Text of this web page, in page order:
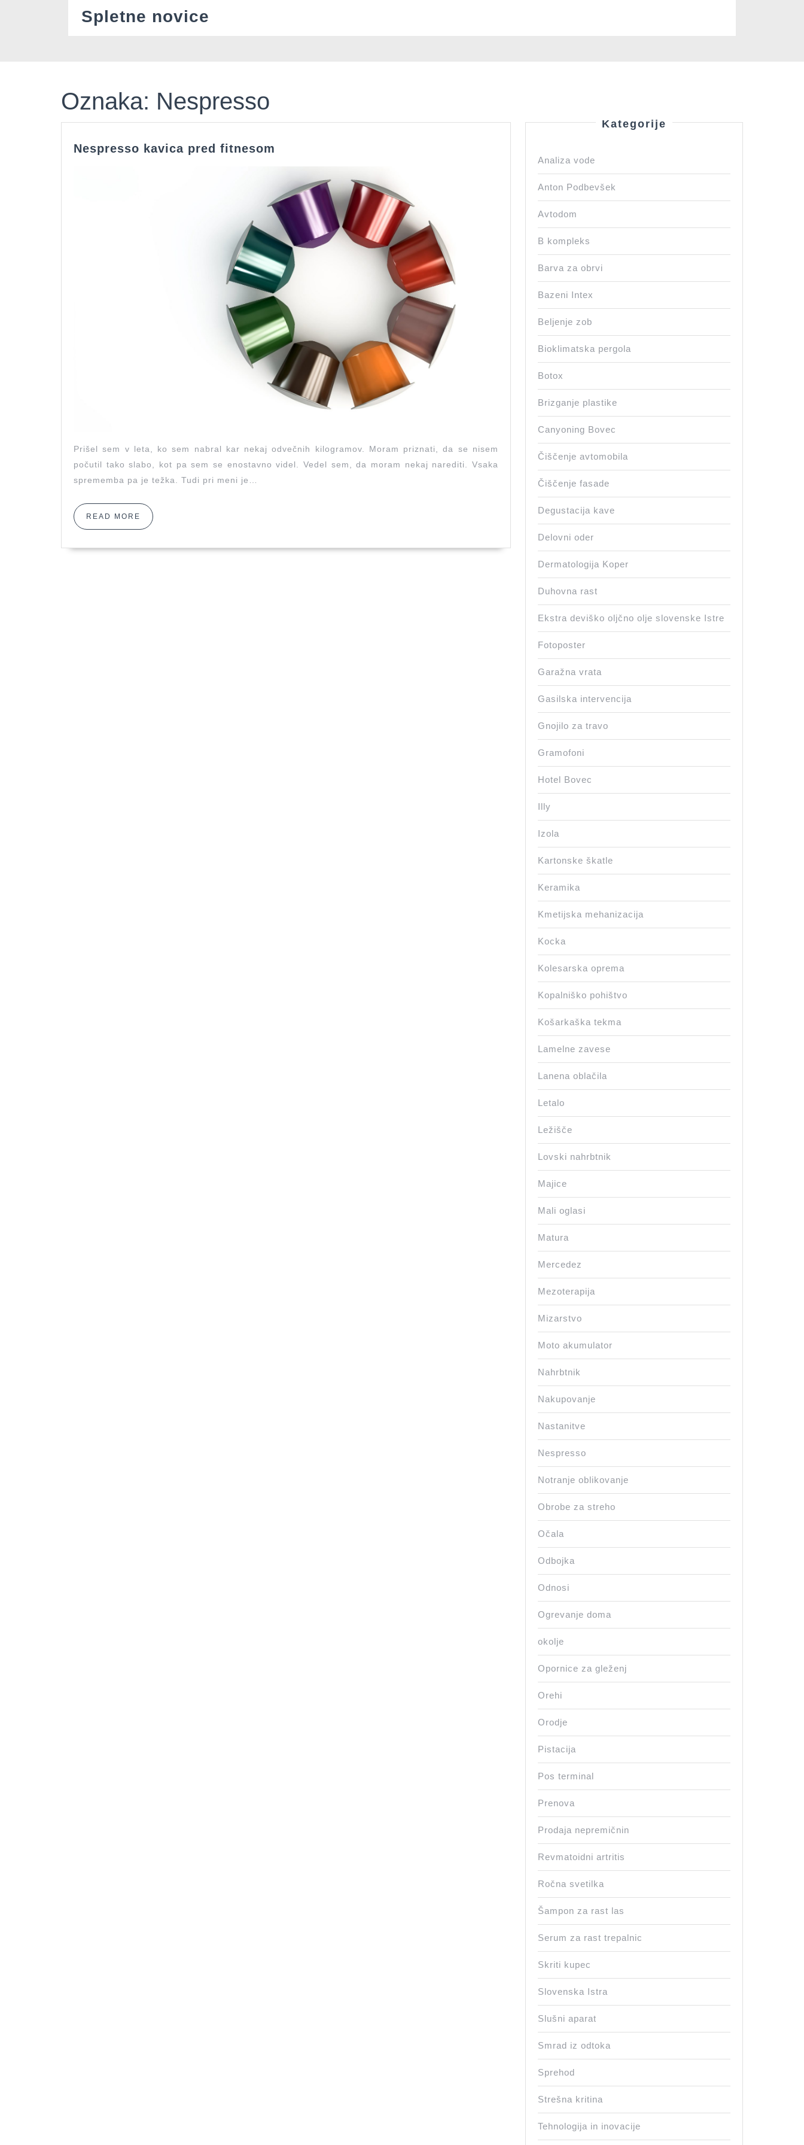
Spletne novice
Oznaka: Nespresso
Nespresso kavica pred fitnesom
pred
fitnesom
Prišel sem v leta, ko sem nabral kar nekaj odvečnih kilogramov. Moram priznati, da se nisem
počutil tako slabo, kot pa sem se enostavno videl. Vedel sem, da moram nekaj narediti. Vsaka
sprememba pa je težka. Tudi pri meni je…
READ MORE READ
MORE
Kategorije
Analiza vode
Anton Podbevšek
Avtodom
B kompleks
Barva za obrvi
Bazeni Intex
Beljenje zob
Bioklimatska pergola
Botox
Brizganje plastike
Canyoning Bovec
Čiščenje avtomobila
Čiščenje fasade
Degustacija kave
Delovni oder
Dermatologija Koper
Duhovna rast
Ekstra deviško oljčno olje slovenske Istre
Fotoposter
Garažna vrata
Gasilska intervencija
Gnojilo za travo
Gramofoni
Hotel Bovec
Illy
Izola
Kartonske škatle
Keramika
Kmetijska mehanizacija
Kocka
Kolesarska oprema
Kopalniško pohištvo
Košarkaška tekma
Lamelne zavese
Lanena oblačila
Letalo
Ležišče
Lovski nahrbtnik
Majice
Mali oglasi
Matura
Mercedez
Mezoterapija
Mizarstvo
Moto akumulator
Nahrbtnik
Nakupovanje
Nastanitve
Nespresso
Notranje oblikovanje
Obrobe za streho
Očala
Odbojka
Odnosi
Ogrevanje doma
okolje
Opornice za gleženj
Orehi
Orodje
Pistacija
Pos terminal
Prenova
Prodaja nepremičnin
Revmatoidni artritis
Ročna svetilka
Šampon za rast las
Serum za rast trepalnic
Skriti kupec
Slovenska Istra
Slušni aparat
Smrad iz odtoka
Sprehod
Strešna kritina
Tehnologija in inovacije